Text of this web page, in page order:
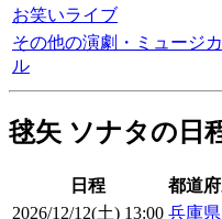
お笑いライブ
その他の演劇・ミュージカ
ル
毬矢 ソナタの日
日程 都道
2026/12/12(土) 13:00 兵庫県